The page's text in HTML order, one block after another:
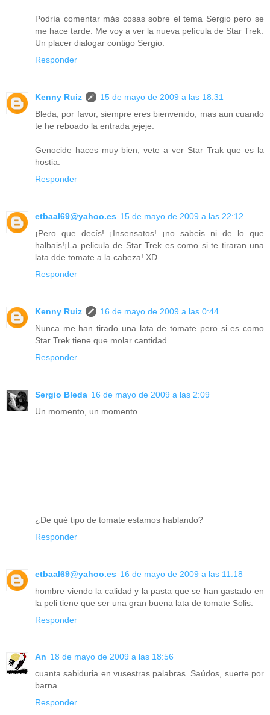
Podría comentar más cosas sobre el tema Sergio pero se
me hace tarde. Me voy a ver la nueva película de Star Trek.
Un placer dialogar contigo Sergio.
Responder
Kenny Ruiz
15 de mayo de 2009 a las 18:31
Bleda, por favor, siempre eres bienvenido, mas aun cuando
te he reboado la entrada jejeje.
Genocide haces muy bien, vete a ver Star Trak que es la
hostia.
Responder
etbaal69@yahoo.es 15 de mayo de 2009 a las 22:12
¡Pero que decís! ¡Insensatos! ¡no sabeis ni de lo que
halbais!¡La pelicula de Star Trek es como si te tiraran una
lata dde tomate a la cabeza! XD
Responder
Kenny Ruiz
16 de mayo de 2009 a las 0:44
Nunca me han tirado una lata de tomate pero si es como
Star Trek tiene que molar cantidad.
Responder
Sergio Bleda 16 de mayo de 2009 a las 2:09
Un momento, un momento...
¿De qué tipo de tomate estamos hablando?
Responder
etbaal69@yahoo.es 16 de mayo de 2009 a las 11:18
hombre viendo la calidad y la pasta que se han gastado en
la peli tiene que ser una gran buena lata de tomate Solis.
Responder
An 18 de mayo de 2009 a las 18:56
cuanta sabiduria en vusestras palabras. Saúdos, suerte por
barna
Responder